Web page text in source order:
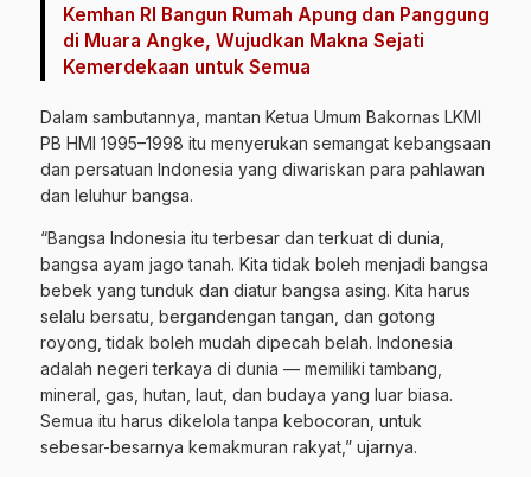
Kemhan RI Bangun Rumah Apung dan Panggung
di Muara Angke, Wujudkan Makna Sejati
Kemerdekaan untuk Semua
Dalam sambutannya, mantan Ketua Umum Bakornas LKMI
PB HMI 1995–1998 itu menyerukan semangat kebangsaan
dan persatuan Indonesia yang diwariskan para pahlawan
dan leluhur bangsa.
“Bangsa Indonesia itu terbesar dan terkuat di dunia,
bangsa ayam jago tanah. Kita tidak boleh menjadi bangsa
bebek yang tunduk dan diatur bangsa asing. Kita harus
selalu bersatu, bergandengan tangan, dan gotong
royong, tidak boleh mudah dipecah belah. Indonesia
adalah negeri terkaya di dunia — memiliki tambang,
mineral, gas, hutan, laut, dan budaya yang luar biasa.
Semua itu harus dikelola tanpa kebocoran, untuk
sebesar-besarnya kemakmuran rakyat,” ujarnya.